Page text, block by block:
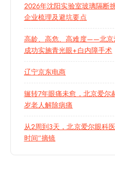
2026年沈阳实验室玻璃隔断
企业梳理及避坑要点
高龄、高危、高难度——北京
成功实施青光眼+白内障手术
辽宁京东电商
辗转7年眼痛未愈，北京爱尔
岁老人解除病痛
从2周到3天，北京爱尔眼科
时间”摘镜